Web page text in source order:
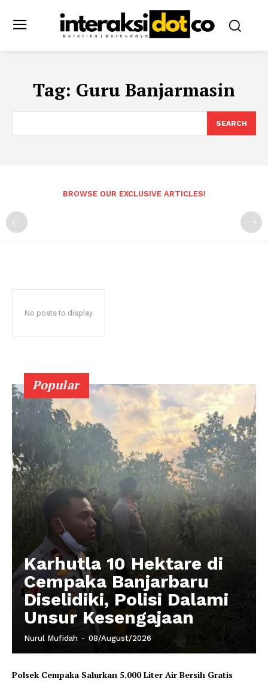
Tag: Guru Banjarmasin
SEARCH
BROWSE OUR EXCLUSIVE ARTICLES!
No posts to display
Popular
Karhutla 10 Hektare di
Cempaka Banjarbaru
Diselidiki, Polisi Dalami
Unsur Kesengajaan
Nurul Mufidah - 08/August/2026
Polsek Cempaka Salurkan 5.000 Liter Air Bersih Gratis